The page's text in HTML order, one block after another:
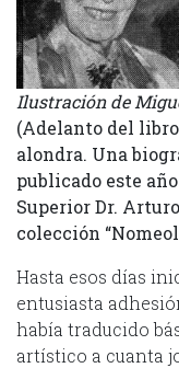
Ilustración de
(Adelanto del libro
alondra. Una
publicado este
Superior Dr.
colección
Hasta esos días
entusiasta
había traducido
artístico a cuanta